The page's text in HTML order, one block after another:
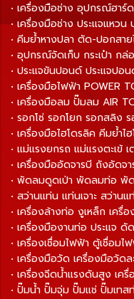
• เครื่องมือช่าง อุปกรณ์ฮาร์
• เครื่องมือช่าง ประแจแหวน
• คีมย้ำหางปลา ตัด-ปอกสา
• อุปกรณ์จัดเก็บ กระเป๋า กล่
• ประแจขันปอนด์ ประแจปอ
• เครื่องมือไฟฟ้า POWER
• เครื่องมือลม ปั๊มลม AIR
• รอกโซ่ รอกโยก รอกสลิง
• เครื่องมือไฮโดรลิค คีมย้ำ
• แม่แรงยกรถ แม่แรงตะเข้
• เครื่องมืออัดจารบี ถังอัดจ
• พัดลมดูดเป่า พัดลมท่อ พั
• สว่านแท่น แท่นเจาะ สว่าน
• เครื่องล้างท่อ งูเหล็ก เค
• เครื่องมืองานท่อ ประแจ
• เครื่องเชื่อมไฟฟ้า ตู้เชื่อม
• เครื่องมือวัด เครื่องมือวัดล
• เครื่องฉีดน้ำแรงดันสูง เค
• ปั๊มน้ำ ปั๊มจุ่ม ปั๊มแช่ ปั๊มเท